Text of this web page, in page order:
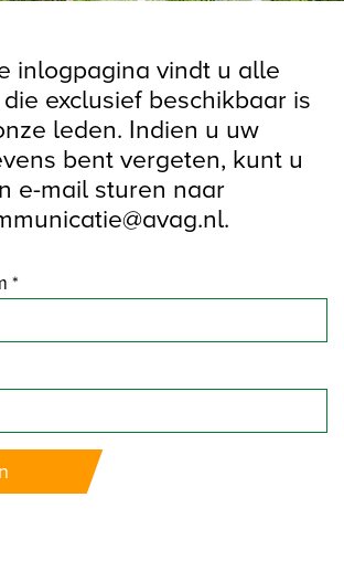
inlogpagina vindt u alle
exclusief beschikbaar is
leden. Indien u uw
bent vergeten, kunt u
e-mail sturen naar
*